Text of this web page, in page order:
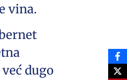
vina.
dugo